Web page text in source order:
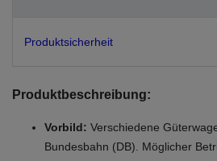
Produktsicherheit
Produktbeschreibung:
Vorbild: Verschiedene
Bundesbahn (DB). Möglicher